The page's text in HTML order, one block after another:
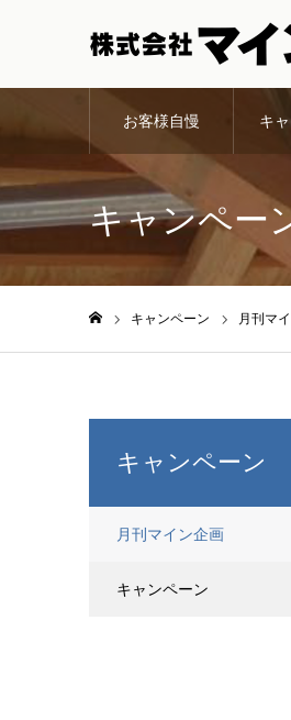
お客様自慢 キ
キャンペー
キャンペーン 月刊マ
キャンペーン
月刊マイン企画
キャンペーン